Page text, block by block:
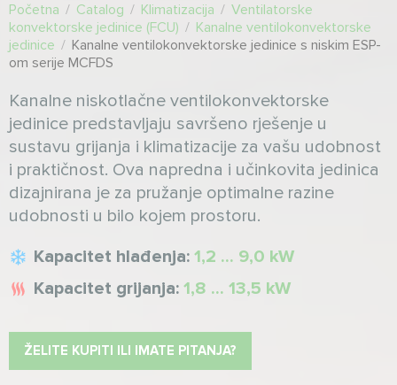
Početna / Catalog / Klimatizacija / Ventilatorske
konvektorske jedinice (FCU) / Kanalne ventilokonvektorske
jedinice / Kanalne ventilokonvektorske jedinice s niskim ESP-
om serije MCFDS
Kanalne niskotlačne ventilokonvektorske
jedinice predstavljaju savršeno rješenje u
sustavu grijanja i klimatizacije za vašu udobnost
i praktičnost. Ova napredna i učinkovita jedinica
dizajnirana je za pružanje optimalne razine
udobnosti u bilo kojem prostoru.
Kapacitet hlađenja: 1,2 ... 9,0 kW
Kapacitet grijanja: 1,8 ... 13,5 kW
ŽELITE KUPITI ILI IMATE PITANJA?